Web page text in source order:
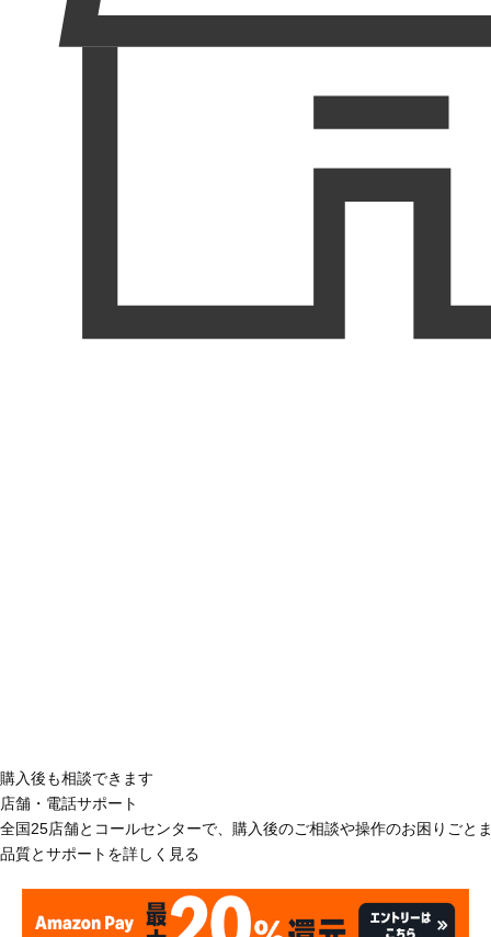
購入後も相談できます
店舗・電話サポート
全国25店舗とコールセンターで、購入後のご相談や操作のお困りごと
品質とサポートを詳しく見る